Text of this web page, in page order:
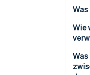
Wie